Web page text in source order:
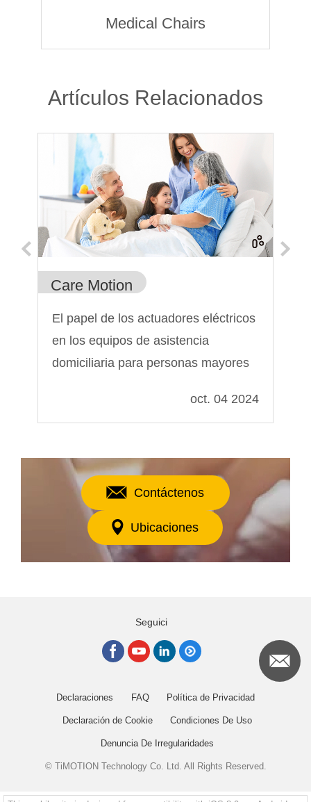
Medical Chairs
Artículos Relacionados
Care Motion
El papel de los actuadores eléctricos
en los equipos de asistencia
domiciliaria para personas mayores
oct. 04 2024
Contáctenos
Ubicaciones
Seguici
Declaraciones FAQ Política de Privacidad
Declaración de Cookie Condiciones De Uso
Denuncia De Irregularidades
© TiMOTION Technology Co. Ltd. All Rights Reserved.